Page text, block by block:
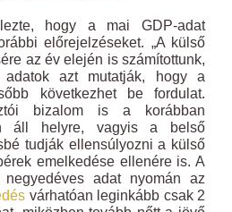
hogy a mai GDP-adat
előrejelzéseket. „A külső
az év elején is számítottunk,
azt mutatják, hogy a
következhet be fordulat.
bizalom is a korábban
áll helyre, vagyis a belső
tudják ellensúlyozni a külső
emelkedése ellenére is. A
negyedéves adat nyomán az
várhatóan leginkább csak 2